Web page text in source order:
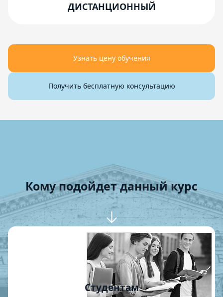
ДИСТАНЦИОННЫЙ
Узнать цену обучения
Получить бесплатную консультацию
Кому подойдет данный курс
Студентам